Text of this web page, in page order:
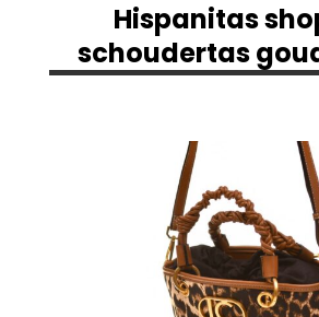
Hispanitas
schoudertas